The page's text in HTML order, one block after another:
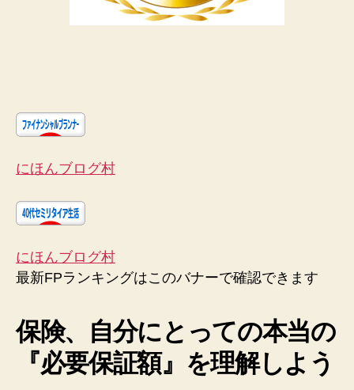
にほんブログ村
にほんブログ村
最新FPランキングはこのバナーで確認できます
保険、自分にとっての本当の
『必要保証額』を理解しよう